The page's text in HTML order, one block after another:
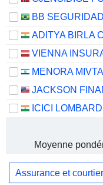
JACKSON
Moyenne
Assurance et